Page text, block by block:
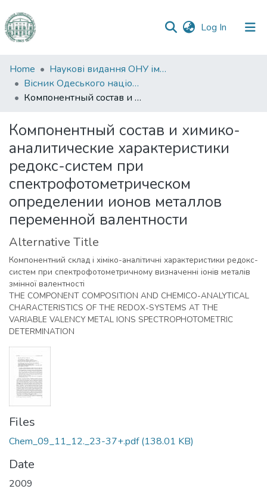
Log In (current)
Communities
&
Collections
Statistics
Home
Наукові видання ОНУ імені І. І. Мечникова
Вісник Одеського національного університету. Хімія
Компонентный состав и химико-аналитические характеристики редокс-систем при спектрофотометрическом определении ионов металлов переменной валентности
Компонентный состав и химико-
аналитические характеристики
редокс-систем при
спектрофотометрическом
определении ионов металлов
переменной валентности
Alternative Title
Компонентний склад і хіміко-аналітичні характеристики редокс-
систем при спектрофотометричному визначенні іонів металів
змінної валентності
THE COMPONENT COMPOSITION AND CHEMICO-ANALYTICAL
CHARACTERISTICS OF THE REDOX-SYSTEMS AT THE
VARIABLE VALENCY METAL IONS SPECTROPHOTOMETRIC
DETERMINATION
Files
Chem_09_11_12._23-37+.pdf(138.01 KB)
Date
2009